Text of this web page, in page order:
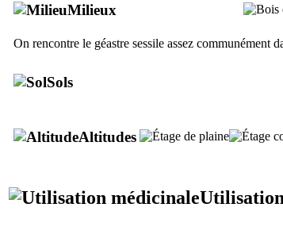
Milieux
On rencontre le géastre sessile assez communément
Sols
Altitudes